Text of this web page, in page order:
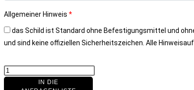
Allgemeiner Hinweis *
das Schild ist Standard ohne Befestigungsmittel und
und sind keine offiziellen Sicherheitszeichen. Alle
Statusschild: